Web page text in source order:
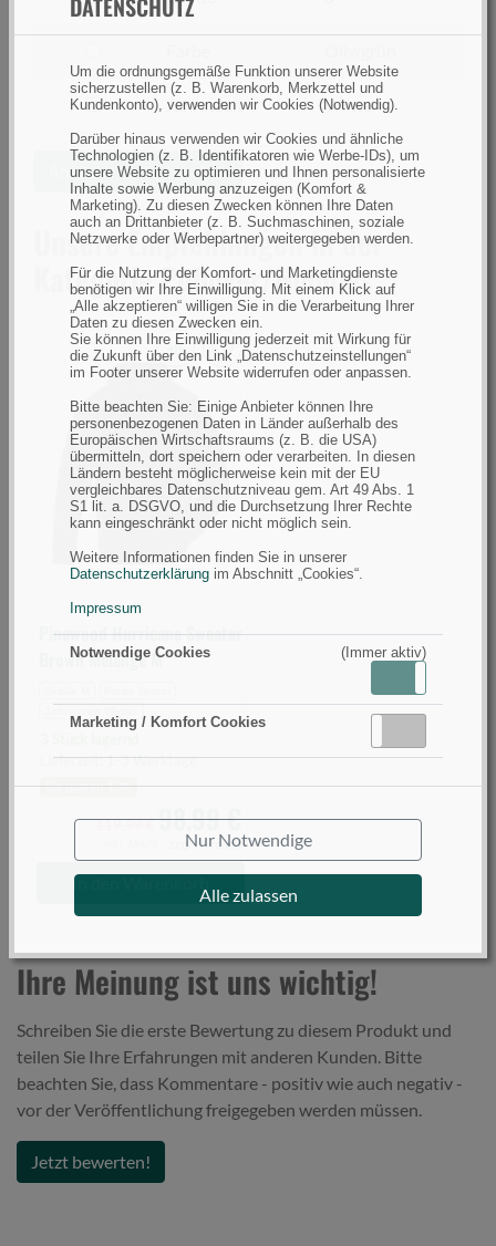
Um die ordnungsgemäße Funktion unserer Website
sicherzustellen (z. B. Warenkorb, Merkzettel und
Kundenkonto), verwenden wir Cookies (Notwendig).
Darüber hinaus verwenden wir Cookies und ähnliche
Technologien (z. B. Identifikatoren wie Werbe-IDs), um
unsere Website zu optimieren und Ihnen personalisierte
Inhalte sowie Werbung anzuzeigen (Komfort &
Marketing). Zu diesen Zwecken können Ihre Daten
auch an Drittanbieter (z. B. Suchmaschinen, soziale
Netzwerke oder Werbepartner) weitergegeben werden.
Für die Nutzung der Komfort- und Marketingdienste
benötigen wir Ihre Einwilligung. Mit einem Klick auf
„Alle akzeptieren“ willigen Sie in die Verarbeitung Ihrer
Daten zu diesen Zwecken ein.
Sie können Ihre Einwilligung jederzeit mit Wirkung für
die Zukunft über den Link „Datenschutzeinstellungen“
im Footer unserer Website widerrufen oder anpassen.
Bitte beachten Sie: Einige Anbieter können Ihre
personenbezogenen Daten in Länder außerhalb des
Europäischen Wirtschaftsraums (z. B. die USA)
übermitteln, dort speichern oder verarbeiten. In diesen
Ländern besteht möglicherweise kein mit der EU
vergleichbares Datenschutzniveau gem. Art 49 Abs. 1
S1 lit. a. DSGVO, und die Durchsetzung Ihrer Rechte
kann eingeschränkt oder nicht möglich sein.
Weitere Informationen finden Sie in unserer
Datenschutzerklärung im Abschnitt „Cookies“.
Impressum
Notwendige Cookies (Immer aktiv)
Marketing / Komfort Cookies
Nur Notwendige
Alle zulassen
nach
nach
Farbe
filtern
nach
Jahreszeit
Jahreszeit Winter
Ähnliche Artikel suchen
Unsere Empfehlungen in der
Kategorie Pullover/Hoodies
Pinewood
Hurricane
Sweater
Brown
Melange
(Bild
Pinewood Hurricane Sweater
Brown Melange M
Lieferzeit: 1-3 Werktage
Sie sparen 18%
119,99 €98,99 €
zzgl. Versand
In den Warenkorb
Ihre Meinung ist uns wichtig!
Schreiben Sie die erste Bewertung zu diesem Produkt und
teilen Sie Ihre Erfahrungen mit anderen Kunden. Bitte
beachten Sie, dass Kommentare - positiv wie auch negativ -
vor der Veröffentlichung freigegeben werden müssen.
Jetzt bewerten!